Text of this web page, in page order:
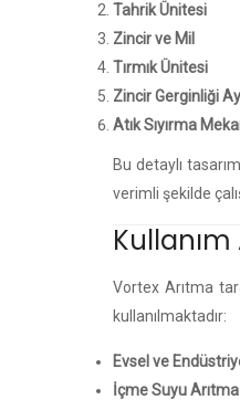
Tahrik Ünitesi
Zincir ve Mil
Tırmık Ünitesi
Zincir Gerginliği
Atık Sıyırma
Bu detaylı
verimli şekilde
Kullanım
Vortex Arıtma
kullanılmaktadır:
Evsel ve
İçme Suyu